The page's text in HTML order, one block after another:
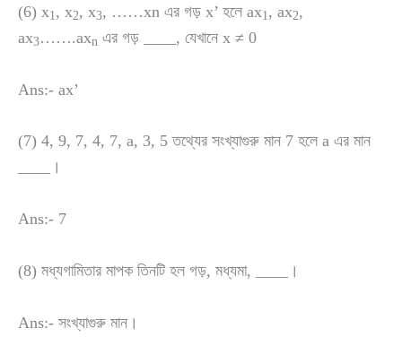
(6) x1, x2, x3, ……xn এর গড় x’ হলে ax1, ax2,
ax3…….axn এর গড় ____, যেখানে x ≠ 0
Ans:- ax’
(7) 4, 9, 7, 4, 7, a, 3, 5 তথ্যের সংখ্যাগুরু মান 7 হলে a এর মান
____।
Ans:- 7
(8) মধ্যগামিতার মাপক তিনটি হল গড়, মধ্যমা, ____।
Ans:- সংখ্যাগুরু মান।